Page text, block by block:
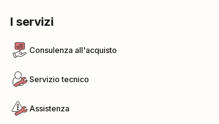
I servizi
Consulenza all'acquisto
Servizio tecnico
Assistenza